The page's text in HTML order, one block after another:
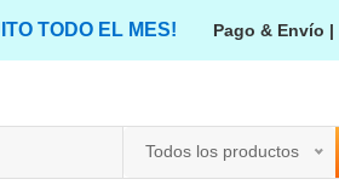
TODO EL MES! Pago & Envío |
Todos los productos